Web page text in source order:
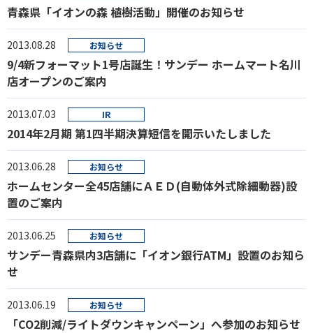
青森県「イオンの森 植樹活動」開催のお知らせ
2013.08.28 お知らせ
9/4新フォーマット1号店誕生！サンデー ホームマート名川
店オープンのご案内
2013.07.03 IR
2014年2月期 第1四半期決算短信を開示いたしました
2013.06.28 お知らせ
ホームセンター全45店舗にＡＥＤ(自動体外式除細動器)設
置のご案内
2013.06.25 お知らせ
サンデー青森県内3店舗に「イオン銀行ATM」設置のお知ら
せ
2013.06.19 お知らせ
「CO2削減/ライトダウンキャンペーン」へ参加のお知らせ